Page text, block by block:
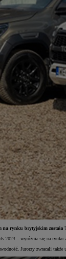
rynku brytyjskim
– wyróżnia się na rynku
Jurorzy zwracali także